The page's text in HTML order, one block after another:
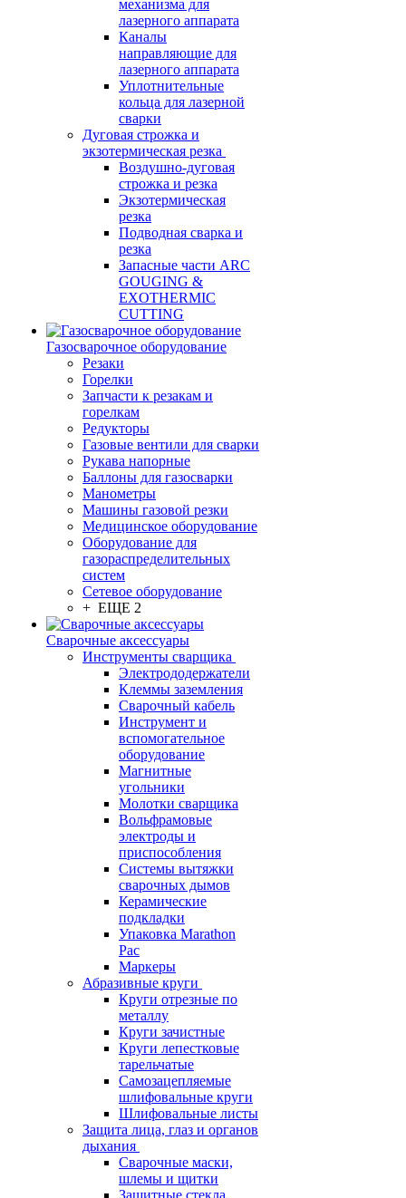
механизма для
лазерного аппарата
Каналы
направляющие для
лазерного аппарата
Уплотнительные
кольца для лазерной
сварки
Дуговая строжка и
экзотермическая резка
Воздушно-дуговая
строжка и резка
Экзотермическая
резка
Подводная сварка и
резка
Запасные части ARC
GOUGING &
EXOTHERMIC
CUTTING
Газосварочное оборудование
Резаки
Горелки
Запчасти к резакам и
горелкам
Редукторы
Газовые вентили для сварки
Рукава напорные
Баллоны для газосварки
Манометры
Машины газовой резки
Медицинское оборудование
Оборудование для
газораспределительных
систем
Сетевое оборудование
+ ЕЩЕ 2
Сварочные аксессуары
Инструменты сварщика
Электрододержатели
Клеммы заземления
Сварочный кабель
Инструмент и
вспомогательное
оборудование
Магнитные
угольники
Молотки сварщика
Вольфрамовые
электроды и
приспособления
Системы вытяжки
сварочных дымов
Керамические
подкладки
Упаковка Marathon
Pac
Маркеры
Абразивные круги
Круги отрезные по
металлу
Круги зачистные
Круги лепестковые
тарельчатые
Самозацепляемые
шлифовальные круги
Шлифовальные листы
Защита лица, глаз и органов
дыхания
Сварочные маски,
шлемы и щитки
Защитные стекла,